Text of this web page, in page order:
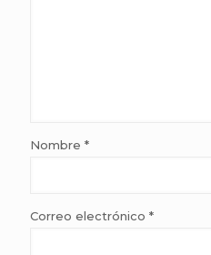
Nombre *
Correo electrónico *